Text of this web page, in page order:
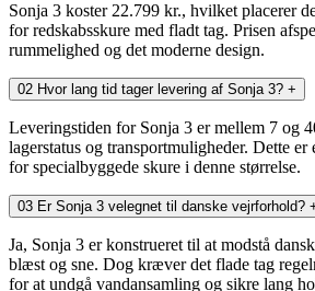
Sonja 3 koster 22.799 kr., hvilket placerer
for redskabsskure med fladt tag. Prisen
rummelighed og det moderne design.
02 Hvor lang tid tager levering af Sonja 3? +
Leveringstiden for Sonja 3 er mellem 7 og
lagerstatus og transportmuligheder. Dette
for specialbyggede skure i denne størrelse.
03 Er Sonja 3 velegnet til danske vejrforhold?
Ja, Sonja 3 er konstrueret til at modstå
blæst og sne. Dog kræver det flade tag
for at undgå vandansamling og sikre lang